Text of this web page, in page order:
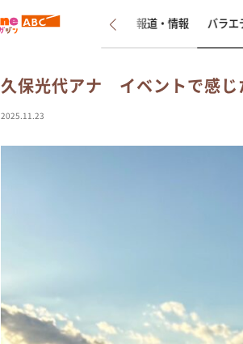
新着 インタビュー 報道・情報 バラエ
久保光代アナ イベントで感じ
2025.11.23